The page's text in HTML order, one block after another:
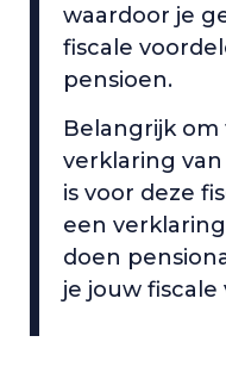
waardoor je
fiscale
pensioen.
Belangrijk
verklaring
is voor deze
een
doen
je jouw